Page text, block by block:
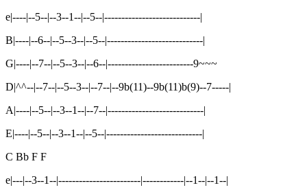
e|----|--5--|--3--1--|--5--|----------------------------|
B|----|--6--|--5--3--|--5--|----------------------------|
G|----|--7--|--5--3--|--6--|-------------------------9~~~
D|^^--|--7--|--5--3--|--7--|--9b(11)--9b(11)b(9)--7-----|
A|----|--5--|--3--1--|--7--|----------------------------|
E|----|--5--|--3--1--|--5--|----------------------------|
C Bb F F
e|---|--3--1--|------------------------|------------|--1--|--1--|